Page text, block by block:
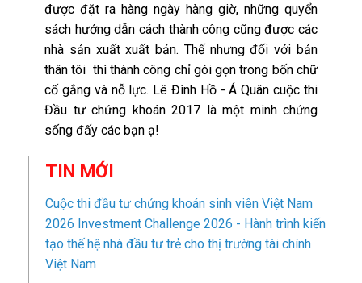
được đặt ra hàng ngày hàng giờ, những quyển
sách hướng dẫn cách thành công cũng được các
nhà sản xuất xuất bản. Thế nhưng đối với bản
thân tôi thì thành công chỉ gói gọn trong bốn chữ
cố gắng và nỗ lực. Lê Đình Hồ - Á Quân cuộc thi
Đầu tư chứng khoán 2017 là một minh chứng
sống đấy các bạn ạ!
TIN MỚI
Cuộc thi đầu tư chứng khoán sinh viên Việt Nam
2026 Investment Challenge 2026 - Hành trình kiến
tạo thế hệ nhà đầu tư trẻ cho thị trường tài chính
Việt Nam